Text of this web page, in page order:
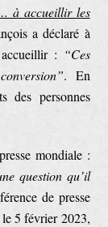
à accueillir les
a déclaré à
: “Ces
. En
des personnes
mondiale :
question qu’il
de presse
5 février 2023,